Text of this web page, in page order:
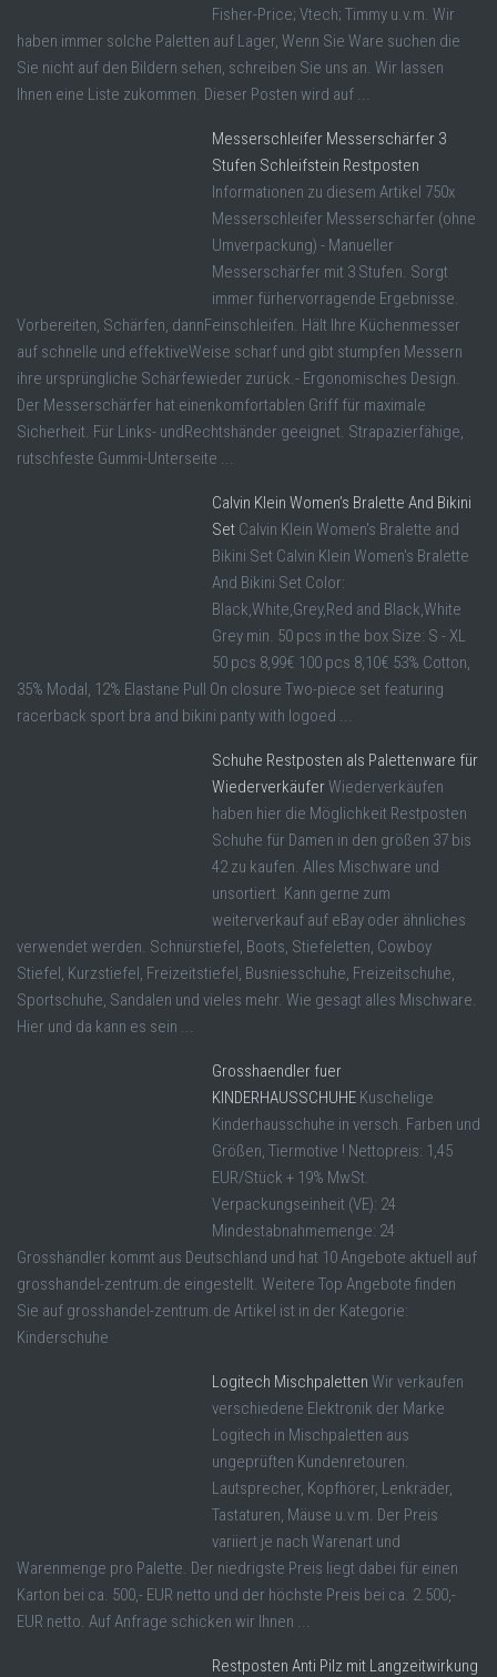
Fisher-Price; Vtech; Timmy u.v.m. Wir
haben immer solche Paletten auf Lager, Wenn Sie Ware suchen die
Sie nicht auf den Bildern sehen, schreiben Sie uns an. Wir lassen
Ihnen eine Liste zukommen. Dieser Posten wird auf ...
Messerschleifer Messerschärfer 3
Stufen Schleifstein Restposten
Informationen zu diesem Artikel 750x
Messerschleifer Messerschärfer (ohne
Umverpackung) - Manueller
Messerschärfer mit 3 Stufen. Sorgt
immer fürhervorragende Ergebnisse.
Vorbereiten, Schärfen, dannFeinschleifen. Hält Ihre Küchenmesser
auf schnelle und effektiveWeise scharf und gibt stumpfen Messern
ihre ursprüngliche Schärfewieder zurück.- Ergonomisches Design.
Der Messerschärfer hat einenkomfortablen Griff für maximale
Sicherheit. Für Links- undRechtshänder geeignet. Strapazierfähige,
rutschfeste Gummi-Unterseite ...
Calvin Klein Women’s Bralette And Bikini
Set Calvin Klein Women's Bralette and
Bikini Set Calvin Klein Women's Bralette
And Bikini Set Color:
Black,White,Grey,Red and Black,White
Grey min. 50 pcs in the box Size: S - XL
50 pcs 8,99€ 100 pcs 8,10€ 53% Cotton,
35% Modal, 12% Elastane Pull On closure Two-piece set featuring
racerback sport bra and bikini panty with logoed ...
Schuhe Restposten als Palettenware für
WiederverkäuferWiederverkäufen
haben hier die Möglichkeit Restposten
Schuhe für Damen in den größen 37 bis
42 zu kaufen. Alles Mischware und
unsortiert. Kann gerne zum
weiterverkauf auf eBay oder ähnliches
verwendet werden. Schnürstiefel, Boots, Stiefeletten, Cowboy
Stiefel, Kurzstiefel, Freizeitstiefel, Busniesschuhe, Freizeitschuhe,
Sportschuhe, Sandalen und vieles mehr. Wie gesagt alles Mischware.
Hier und da kann es sein ...
Grosshaendler fuer
KINDERHAUSSCHUHE Kuschelige
Kinderhausschuhe in versch. Farben und
Größen, Tiermotive ! Nettopreis: 1,45
EUR/Stück + 19% MwSt.
Verpackungseinheit (VE): 24
Mindestabnahmemenge: 24
Grosshändler kommt aus Deutschland und hat 10 Angebote aktuell auf
grosshandel-zentrum.de eingestellt. Weitere Top Angebote finden
Sie auf grosshandel-zentrum.de Artikel ist in der Kategorie:
Kinderschuhe
Logitech Mischpaletten Wir verkaufen
verschiedene Elektronik der Marke
Logitech in Mischpaletten aus
ungeprüften Kundenretouren.
Lautsprecher, Kopfhörer, Lenkräder,
Tastaturen, Mäuse u.v.m. Der Preis
variiert je nach Warenart und
Warenmenge pro Palette. Der niedrigste Preis liegt dabei für einen
Karton bei ca. 500,- EUR netto und der höchste Preis bei ca. 2.500,-
EUR netto. Auf Anfrage schicken wir Ihnen ...
Restposten Anti Pilz mit Langzeitwirkung